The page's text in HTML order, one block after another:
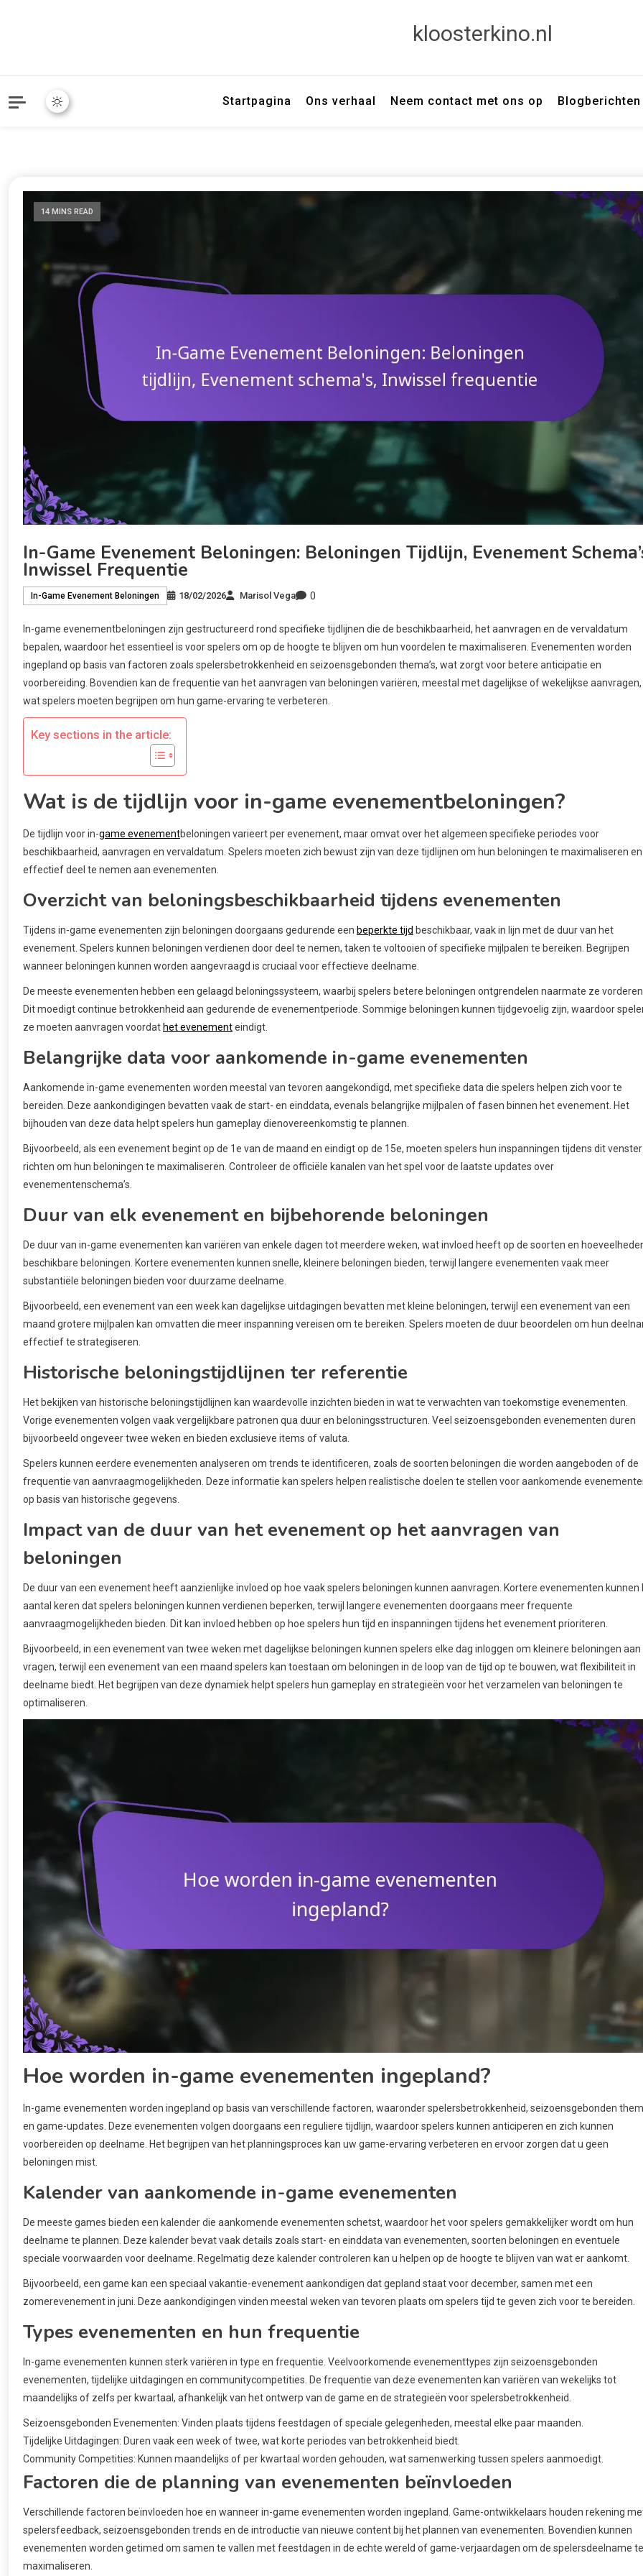
kloosterkino.nl
Startpagina Ons verhaal Neem contact met ons op Blogberichten
14 MINS READ
In-Game Evenement Beloningen: Beloningen Tijdlijn, Evenement
Inwissel Frequentie
In-Game Evenement Beloningen 18/02/2026 Marisol Vega 0
In-game evenementbeloningen zijn gestructureerd rond specifieke tijdlijnen die de beschikbaarheid, het aanvragen en de vervaldatum
bepalen, waardoor het essentieel is voor spelers om op de hoogte te blijven om hun voordelen te maximaliseren. Evenementen worden
ingepland op basis van factoren zoals spelersbetrokkenheid en seizoensgebonden thema’s, wat zorgt voor betere anticipatie en
voorbereiding. Bovendien kan de frequentie van het aanvragen van beloningen variëren, meestal met dagelijkse of wekelijkse aanvragen,
wat spelers moeten begrijpen om hun game-ervaring te verbeteren.
Key sections in the article:
Wat is de tijdlijn voor in-game evenementbeloningen?
De tijdlijn voor in-game evenementbeloningen varieert per evenement, maar omvat over het algemeen specifieke periodes voor
beschikbaarheid, aanvragen en vervaldatum. Spelers moeten zich bewust zijn van deze tijdlijnen om hun beloningen te maximaliseren en
effectief deel te nemen aan evenementen.
Overzicht van beloningsbeschikbaarheid tijdens evenementen
Tijdens in-game evenementen zijn beloningen doorgaans gedurende een beperkte tijd beschikbaar, vaak in lijn met de duur van het
evenement. Spelers kunnen beloningen verdienen door deel te nemen, taken te voltooien of specifieke mijlpalen te bereiken. Begrijpen
wanneer beloningen kunnen worden aangevraagd is cruciaal voor effectieve deelname.
De meeste evenementen hebben een gelaagd beloningssysteem, waarbij spelers betere beloningen ontgrendelen naarmate ze
Dit moedigt continue betrokkenheid aan gedurende de evenementperiode. Sommige beloningen kunnen tijdgevoelig zijn, waardoor
ze moeten aanvragen voordat het evenementeindigt.
Belangrijke data voor aankomende in-game evenementen
Aankomende in-game evenementen worden meestal van tevoren aangekondigd, met specifieke data die spelers helpen zich voor te
bereiden. Deze aankondigingen bevatten vaak de start- en einddata, evenals belangrijke mijlpalen of fasen binnen het evenement. Het
bijhouden van deze data helpt spelers hun gameplay dienovereenkomstig te plannen.
Bijvoorbeeld, als een evenement begint op de 1e van de maand en eindigt op de 15e, moeten spelers hun inspanningen tijdens dit venster
richten om hun beloningen te maximaliseren. Controleer de officiële kanalen van het spel voor de laatste updates over
evenementenschema’s.
Duur van elk evenement en bijbehorende beloningen
De duur van in-game evenementen kan variëren van enkele dagen tot meerdere weken, wat invloed heeft op de soorten en
beschikbare beloningen. Kortere evenementen kunnen snelle, kleinere beloningen bieden, terwijl langere evenementen vaak meer
substantiële beloningen bieden voor duurzame deelname.
Bijvoorbeeld, een evenement van een week kan dagelijkse uitdagingen bevatten met kleine beloningen, terwijl een evenement van een
maand grotere mijlpalen kan omvatten die meer inspanning vereisen om te bereiken. Spelers moeten de duur beoordelen om hun
effectief te strategiseren.
Historische beloningstijdlijnen ter referentie
Het bekijken van historische beloningstijdlijnen kan waardevolle inzichten bieden in wat te verwachten van toekomstige evenementen.
Vorige evenementen volgen vaak vergelijkbare patronen qua duur en beloningsstructuren. Veel seizoensgebonden evenementen duren
bijvoorbeeld ongeveer twee weken en bieden exclusieve items of valuta.
Spelers kunnen eerdere evenementen analyseren om trends te identificeren, zoals de soorten beloningen die worden aangeboden of de
frequentie van aanvraagmogelijkheden. Deze informatie kan spelers helpen realistische doelen te stellen voor aankomende
op basis van historische gegevens.
Impact van de duur van het evenement op het aanvragen van
beloningen
De duur van een evenement heeft aanzienlijke invloed op hoe vaak spelers beloningen kunnen aanvragen. Kortere evenementen kunnen
aantal keren dat spelers beloningen kunnen verdienen beperken, terwijl langere evenementen doorgaans meer frequente
aanvraagmogelijkheden bieden. Dit kan invloed hebben op hoe spelers hun tijd en inspanningen tijdens het evenement prioriteren.
Bijvoorbeeld, in een evenement van twee weken met dagelijkse beloningen kunnen spelers elke dag inloggen om kleinere beloningen aan
vragen, terwijl een evenement van een maand spelers kan toestaan om beloningen in de loop van de tijd op te bouwen, wat flexibiliteit in
deelname biedt. Het begrijpen van deze dynamiek helpt spelers hun gameplay en strategieën voor het verzamelen van beloningen te
optimaliseren.
Hoe worden in-game evenementen ingepland?
In-game evenementen worden ingepland op basis van verschillende factoren, waaronder spelersbetrokkenheid, seizoensgebonden
en game-updates. Deze evenementen volgen doorgaans een reguliere tijdlijn, waardoor spelers kunnen anticiperen en zich kunnen
voorbereiden op deelname. Het begrijpen van het planningsproces kan uw game-ervaring verbeteren en ervoor zorgen dat u geen
beloningen mist.
Kalender van aankomende in-game evenementen
De meeste games bieden een kalender die aankomende evenementen schetst, waardoor het voor spelers gemakkelijker wordt om hun
deelname te plannen. Deze kalender bevat vaak details zoals start- en einddata van evenementen, soorten beloningen en eventuele
speciale voorwaarden voor deelname. Regelmatig deze kalender controleren kan u helpen op de hoogte te blijven van wat er aankomt.
Bijvoorbeeld, een game kan een speciaal vakantie-evenement aankondigen dat gepland staat voor december, samen met een
zomerevenement in juni. Deze aankondigingen vinden meestal weken van tevoren plaats om spelers tijd te geven zich voor te bereiden.
Types evenementen en hun frequentie
In-game evenementen kunnen sterk variëren in type en frequentie. Veelvoorkomende evenementtypes zijn seizoensgebonden
evenementen, tijdelijke uitdagingen en communitycompetities. De frequentie van deze evenementen kan variëren van wekelijks tot
maandelijks of zelfs per kwartaal, afhankelijk van het ontwerp van de game en de strategieën voor spelersbetrokkenheid.
Seizoensgebonden Evenementen: Vinden plaats tijdens feestdagen of speciale gelegenheden, meestal elke paar maanden.
Tijdelijke Uitdagingen: Duren vaak een week of twee, wat korte periodes van betrokkenheid biedt.
Community Competities: Kunnen maandelijks of per kwartaal worden gehouden, wat samenwerking tussen spelers aanmoedigt.
Factoren die de planning van evenementen beïnvloeden
Verschillende factoren beïnvloeden hoe en wanneer in-game evenementen worden ingepland. Game-ontwikkelaars houden rekening
spelersfeedback, seizoensgebonden trends en de introductie van nieuwe content bij het plannen van evenementen. Bovendien kunnen
evenementen worden getimed om samen te vallen met feestdagen in de echte wereld of game-verjaardagen om de spelersdeelname te
maximaliseren.